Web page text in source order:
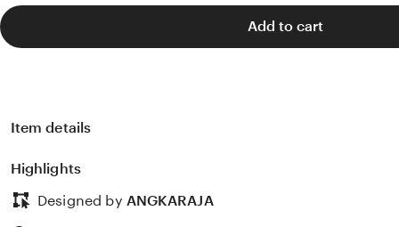
Add to cart
Item details
Highlights
Designed by ANGKARAJA